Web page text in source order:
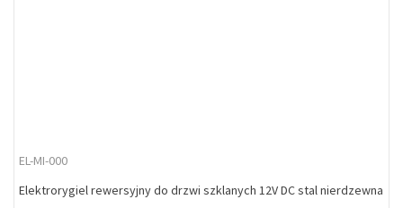
EL-MI-000
Elektrorygiel rewersyjny do drzwi szklanych 12V DC stal nierdzewna